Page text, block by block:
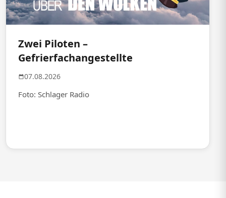
Zwei Piloten –
Gefrierfachangestellte
07.08.2026
Foto: Schlager Radio